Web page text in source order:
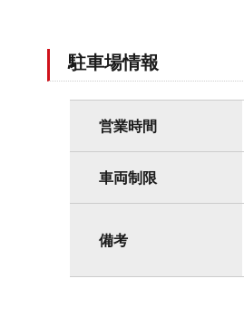
駐車場情報
営業時間
車両制限
備考